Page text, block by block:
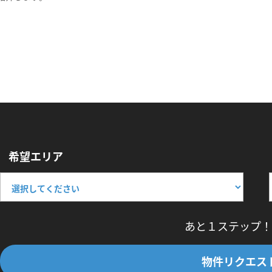
希望エリア
あと１ステップ
物件リクエス